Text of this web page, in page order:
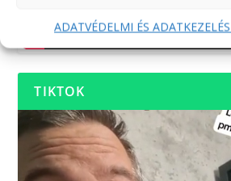
ADATVÉDELMI ÉS
TIKTOK